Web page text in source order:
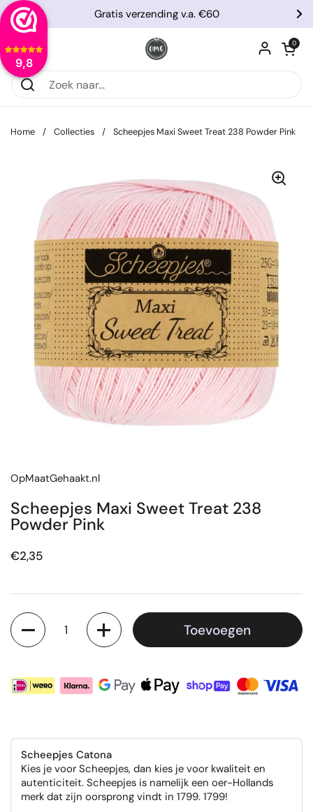
9,8
Ga naar content
Vorige
Gratis verzending v.a. €60
Menu openen
0
Home / Collecties / Scheepjes Maxi Sweet Treat 238 Powder Pink
OpMaatGehaakt.nl
Scheepjes Maxi Sweet Treat 238
Powder Pink
Prijs:
€2,35
Aantal
Toevoegen
Scheepjes Catona
Kies je voor Scheepjes, dan kies je voor kwaliteit en
autenticiteit. Scheepjes is namelijk een oer-Hollands
merk dat zijn oorsprong vindt in 1799. 1799!